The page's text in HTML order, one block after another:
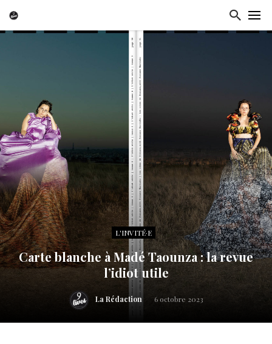
L'INVITÉ·E
Carte blanche à Madé Taounza : la revue
l’idiot utile
La Rédaction 6 octobre 2023